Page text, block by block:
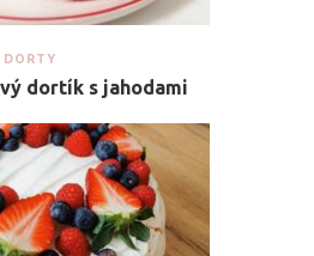
DORTY
dortík s jahodami